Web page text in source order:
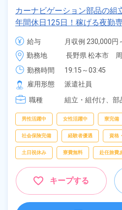
カーナビゲーション部品の
年間休日125日！稼げる夜勤
登用制度あり！マイカー通勤
給与
月収例 230,000円
時給 1,230円～
勤務地
長野県 松本市　
勤務時間
19:15～03:45
雇用形態
派遣社員
職種
組立・組付け、 部
男性活躍中 女性活躍中 寮完備
社会保険完備 経験者優遇 資格
土日祝休み 寮費無料 赴任旅費
キープする